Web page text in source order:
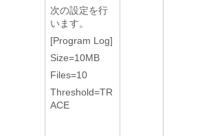
次の設定を行
います。
[Program Log]
Size=10MB
Files=10
Threshold=TR
ACE